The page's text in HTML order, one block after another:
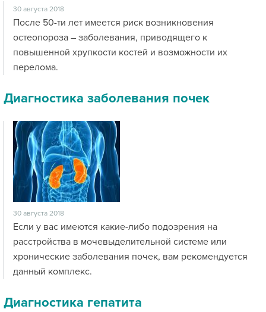
30 августа 2018
После 50-ти лет имеется риск возникновения
остеопороза – заболевания, приводящего к
повышенной хрупкости костей и возможности их
перелома.
Диагностика заболевания почек
30 августа 2018
Если у вас имеются какие-либо подозрения на
расстройства в мочевыделительной системе или
хронические заболевания почек, вам рекомендуется
данный комплекс.
Диагностика гепатита